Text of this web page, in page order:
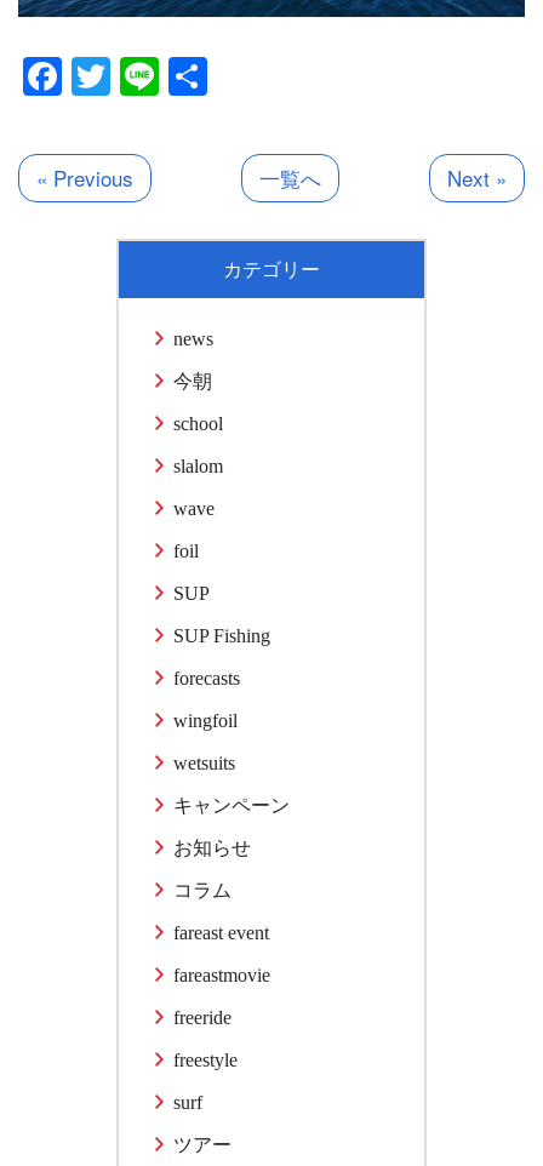
Facebook
Twitter
Line
« Previous 一覧へ Next »
カテゴリー
news
今朝
school
slalom
wave
foil
SUP
SUP Fishing
forecasts
wingfoil
wetsuits
キャンペーン
お知らせ
コラム
fareast event
fareastmovie
freeride
freestyle
surf
ツアー